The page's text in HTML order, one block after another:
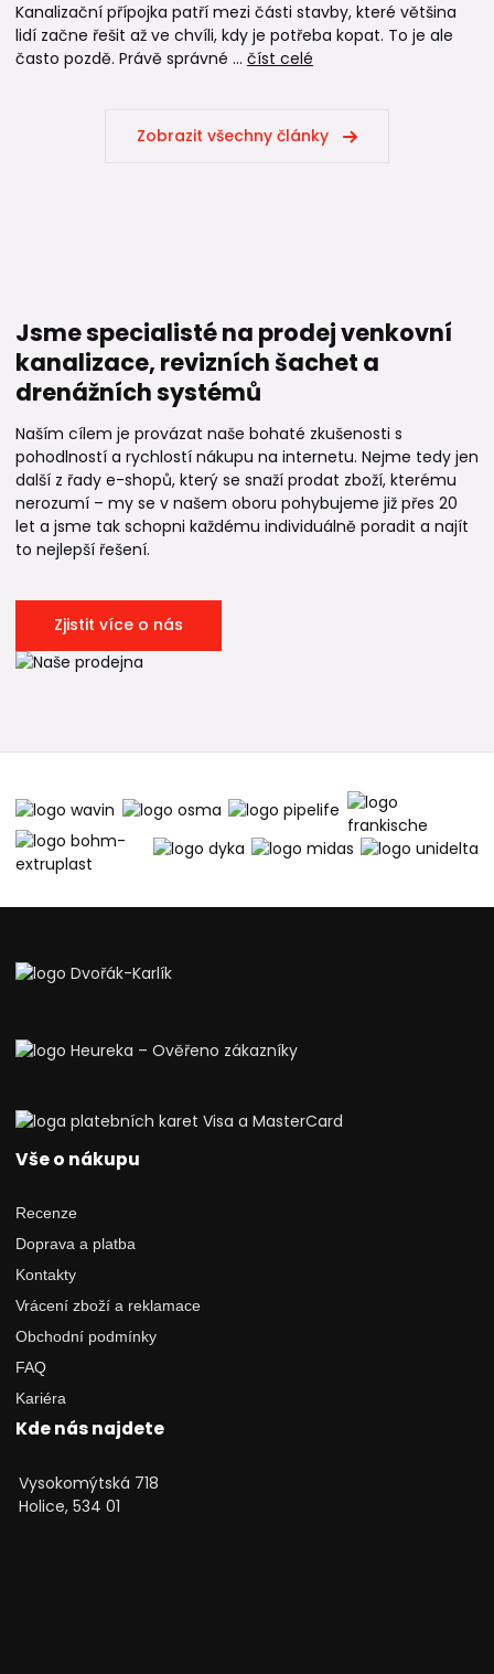
Kanalizační přípojka patří mezi části stavby, které většina
lidí začne řešit až ve chvíli, kdy je potřeba kopat. To je ale
často pozdě. Právě správné ... číst celé
Zobrazit všechny články
Jsme specialisté na prodej venkovní
kanalizace, revizních šachet a
drenážních systémů
Naším cílem je provázat naše bohaté zkušenosti s
pohodlností a rychlostí nákupu na internetu. Nejme tedy jen
další z řady e-shopů, který se snaží prodat zboží, kterému
nerozumí – my se v našem oboru pohybujeme již přes 20
let a jsme tak schopni každému individuálně poradit a najít
to nejlepší řešení.
Zjistit více o nás
Vše o nákupu
Recenze
Doprava a platba
Kontakty
Vrácení zboží a reklamace
Obchodní podmínky
FAQ
Kariéra
Kde nás najdete
Vysokomýtská 718
Holice, 534 01